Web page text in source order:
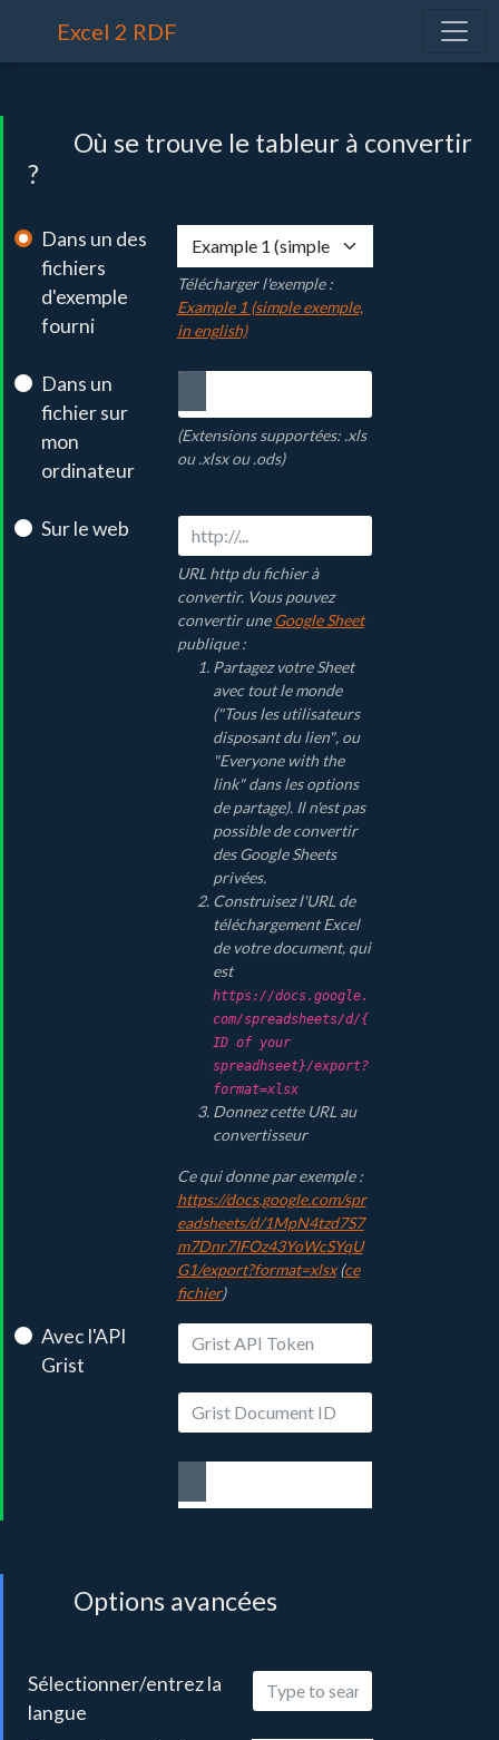
Excel 2 RDF
Où se trouve le tableur à convertir
?
Dans un des
fichiers
d'exemple
fourni
Télécharger l'exemple :
Example 1 (simple exemple,
in english)
Dans un
fichier sur
mon
ordinateur
(Extensions supportées: .xls
ou .xlsx ou .ods)
Sur le web
URL http du fichier à
convertir. Vous pouvez
convertir uneGoogle Sheet
publique :
Partagez votre Sheet
avec tout le monde
("Tous les utilisateurs
disposant du lien", ou
"Everyone with the
link"dans les options
de partage). Il n'est pas
possible de convertir
des Google Sheets
privées.
Construisez l'URL de
téléchargement Excel
de votre document, qui
est
https://docs.google.
com/spreadsheets/d/{
ID of your
spreadhseet}/export?
format=xlsx
Donnez cette URL au
convertisseur
Ce qui donne par exemple :
https://docs.google.com/spr
eadsheets/d/1MpN4tzd7S7
m7Dnr7IFOz43YoWcSYqU
G1/export?format=xlsx(ce
fichier)
Avec l'API
Grist
Options avancées
Sélectionner/entrez la
langue